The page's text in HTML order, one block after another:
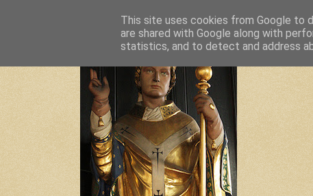
This site uses cookies from Google to
are shared with Google along with
statistics, and to detect and address